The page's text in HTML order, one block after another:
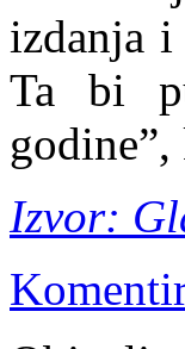
izdanja
Ta bi
Izvor: